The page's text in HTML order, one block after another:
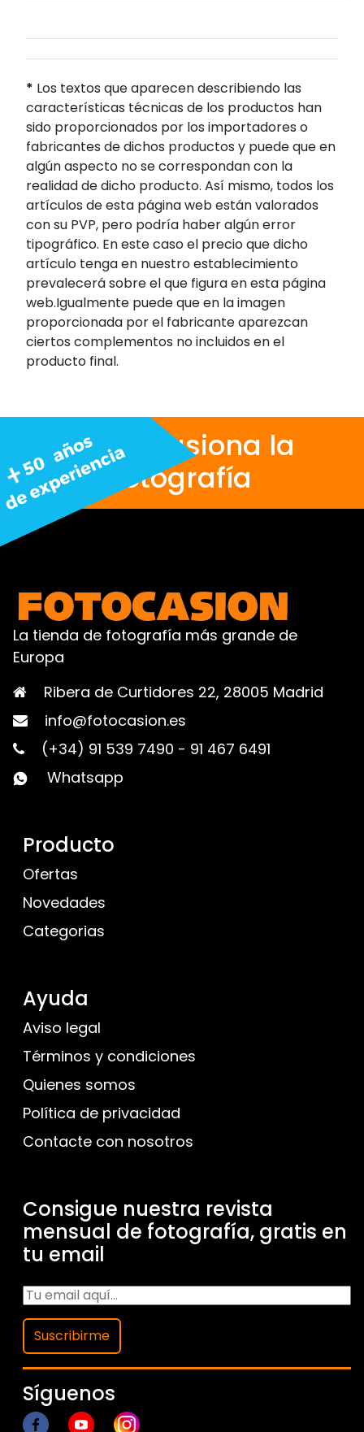
* Los textos que aparecen describiendo las
características técnicas de los productos han
sido proporcionados por los importadores o
fabricantes de dichos productos y puede que en
algún aspecto no se correspondan con la
realidad de dicho producto. Así mismo, todos los
artículos de esta página web están valorados
con su PVP, pero podría haber algún error
tipográfico. En este caso el precio que dicho
artículo tenga en nuestro establecimiento
prevalecerá sobre el que figura en esta página
web.Igualmente puede que en la imagen
proporcionada por el fabricante aparezcan
ciertos complementos no incluidos en el
producto final.
Nos apasiona la
fotografía
La tienda de fotografía más grande de
Europa
Ribera de Curtidores 22, 28005 Madrid
info@fotocasion.es
(+34) 91 539 7490 - 91 467 6491
Whatsapp
Producto
Ofertas
Novedades
Categorias
Ayuda
Aviso legal
Términos y condiciones
Quienes somos
Política de privacidad
Contacte con nosotros
Consigue nuestra revista
mensual de fotografía, gratis en
tu email
Suscribirme
Síguenos